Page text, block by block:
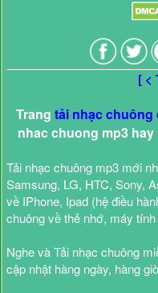
[ <
Trang tải nhạc chuông
nhac chuong mp3
Tải nhạc chuông mp3 mới
Samsung, LG, HTC, Sony,
về IPhone, Ipad (hệ điều
chuông về thẻ nhớ, máy
Nghe và Tải nhạc chuông
cập nhật hàng ngày, hàng